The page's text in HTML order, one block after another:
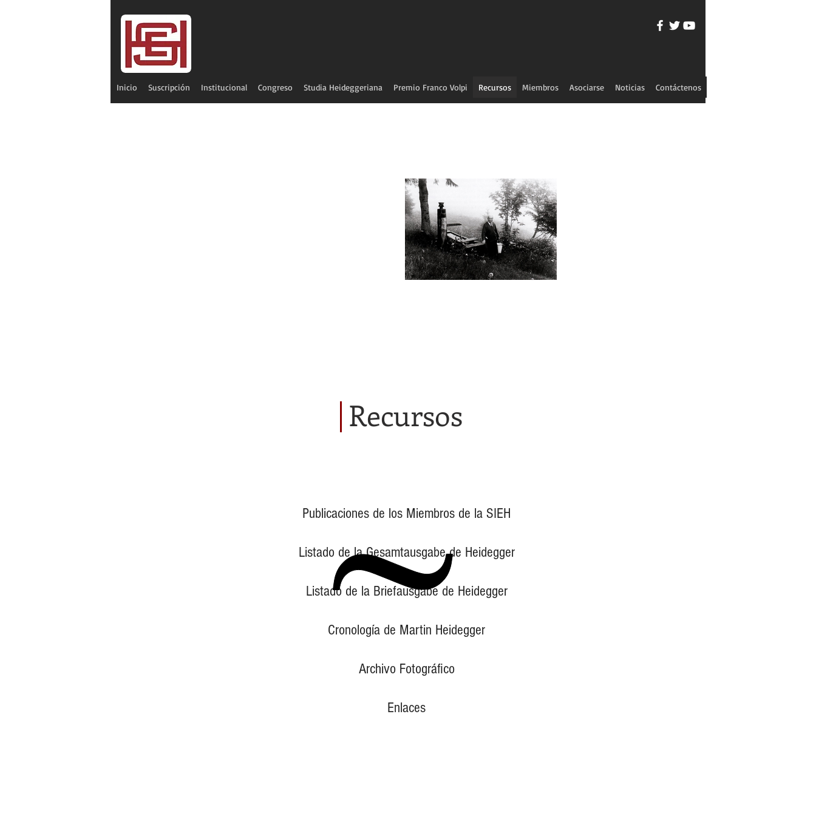
Inicio Suscripción Institucional Congreso Studia Heideggeriana Premio Franco Volpi Recursos Miembros Asociarse Noticias Contáctenos
Recursos
Publicaciones de los Miembros de la SIEH
Listado de la Gesamtausgabe de Heidegger
Listado de la Briefausgabe de Heidegger
Cronología de Martin Heidegger
Archivo Fotográfico
Enlaces